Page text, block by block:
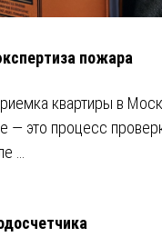
пожара
квартиры в
— это процесс
…